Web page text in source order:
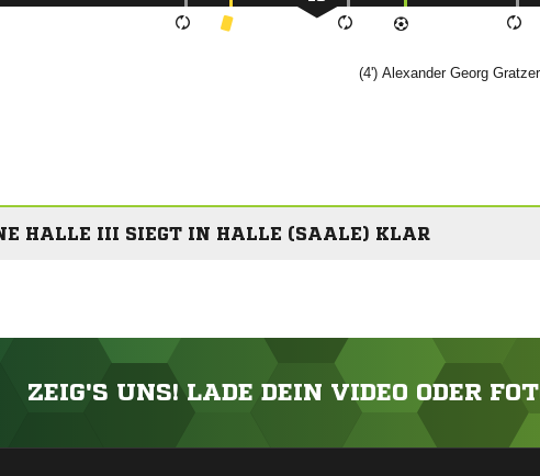
(4')  
HALLE III SIEGT IN HALLE (SAALE) KLAR
ZEIG'S UNS! LADE DEIN VIDEO ODER